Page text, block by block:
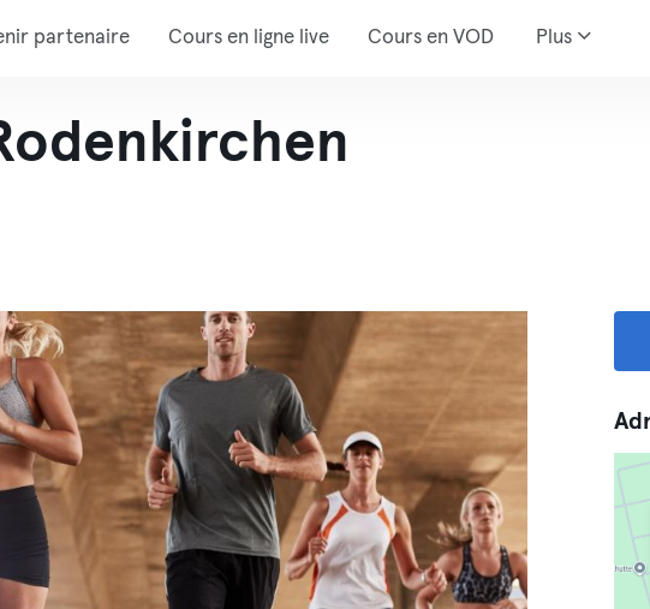
partenaire Cours en ligne live Cours en VOD Plus